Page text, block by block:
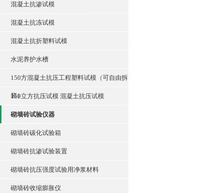
混凝土抗渗试模
混凝土抗冻试模
混凝土抗折塑料试模
水泥养护水槽
150方混凝土抗压工程塑料试模（可自由拆
装）
150立方抗压试模 混凝土抗压试模
砌墙砖试验仪器
砌墙砖碳化试验箱
砌墙砖抗渗试验装置
砌墙砖抗压强度试验用净浆材料
砌墙砖收缩膨胀仪